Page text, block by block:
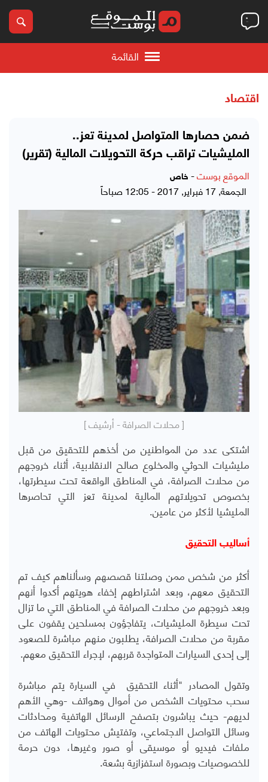
القائمة
اقتصاد
ضمن حصارها المتواصل لمدينة تعز..
المليشيات تراقب حركة التحويلات المالية (تقرير)
الموقع بوست- خاص
الجمعة, 17 فبراير, 2017 - 12:05 صباحاً
[ محلات الصرافة - أرشيف ]
اشتكى عدد من المواطنين من أخذهم للتحقيق من قبل
مليشيات الحوثي والمخلوع صالح الانقلابية، أثناء خروجهم
من محلات الصرافة، في المناطق الواقعة تحت سيطرتها،
بخصوص تحويلاتهم المالية لمدينة تعز التي تحاصرها
المليشيا لأكثر من عامين.
أساليب التحقيق
أكثر من شخص ممن وصلتنا قصصهم وسألناهم كيف تم
التحقيق معهم، وبعد اشتراطهم إخفاء هويتهم أكدوا أنهم
وبعد خروجهم من محلات الصرافة في المناطق التي ما تزال
تحت سيطرة المليشيات، يتفاجؤون بمسلحين يقفون على
مقربة من محلات الصرافة، يطلبون منهم مباشرة للصعود
إلى إحدى السيارات المتواجدة قربهم، لإجراء التحقيق معهم.
وتقول المصادر "أثناء التحقيق في السيارة يتم مباشرة
سحب محتويات الشخص من أموال وهواتف -وهي الأهم
لديهم- حيث يباشرون بتصفح الرسائل الهاتفية ومحادثات
وسائل التواصل الاجتماعي، وتفتيش محتويات الهاتف من
ملفات فيديو أو موسيقى أو صور وغيرها، دون حرمة
للخصوصيات وبصورة استفزازية بشعة.